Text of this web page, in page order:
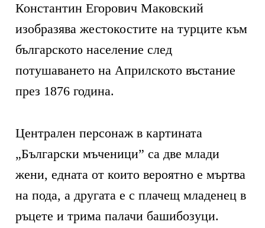
Константин Егорович Маковский
изобразява жестокостите на турците към
българското население след
потушаването на Априлското въстание
през 1876 година.
Централен персонаж в картината
„Български мъченици” са две млади
жени, едната от които вероятно е мъртва
на пода, а другата е с плачещ младенец в
ръцете и трима палачи башибозуци.